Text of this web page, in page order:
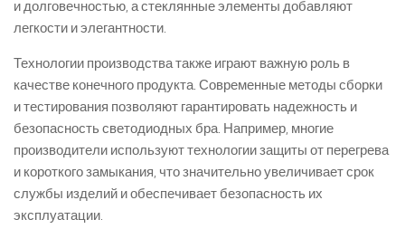
и долговечностью, а стеклянные элементы добавляют
легкости и элегантности.
Технологии производства также играют важную роль в
качестве конечного продукта. Современные методы сборки
и тестирования позволяют гарантировать надежность и
безопасность светодиодных бра. Например, многие
производители используют технологии защиты от перегрева
и короткого замыкания, что значительно увеличивает срок
службы изделий и обеспечивает безопасность их
эксплуатации.